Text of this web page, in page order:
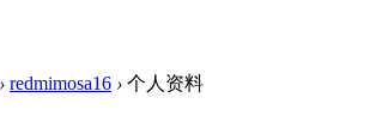
› redmimosa16 › 个人资料